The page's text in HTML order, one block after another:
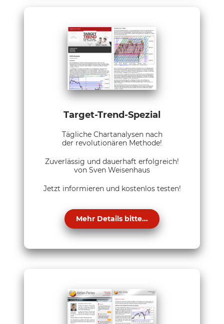
Target-Trend-Spezial
Tägliche Chartanalysen nach
der revolutionären Methode!
Zuverlässig und dauerhaft erfolgreich!
von Sven Weisenhaus
Jetzt informieren und kostenlos testen!
Mehr Details bitte...